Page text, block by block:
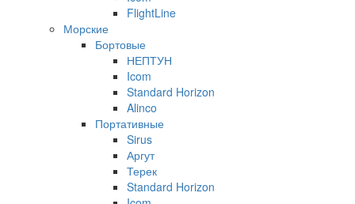
FlightLine
Морские
Бортовые
НЕПТУН
Icom
Standard Horizon
Alinco
Портативные
Sirus
Аргут
Терек
Standard Horizon